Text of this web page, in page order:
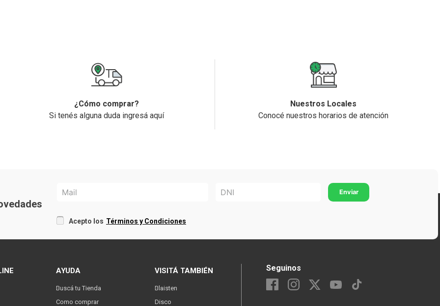
¿Cómo comprar?
Si tenés alguna duda ingresá aquí
Nuestros Locales
Conocé nuestros horarios de atención
Acepto los Términos y Condiciones
AYUDA
Buscá tu Tienda
Como comprar
VISITÁ TAMBIÉN
Blaisten
Disco
Seguinos